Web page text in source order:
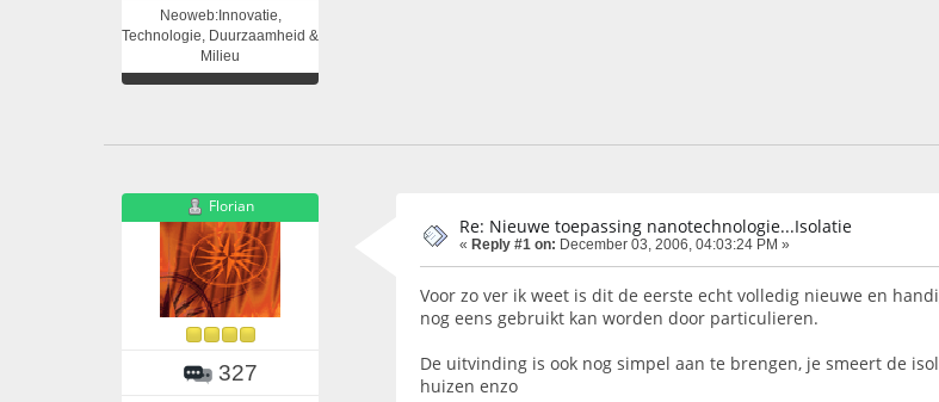
Neoweb:Innovatie,
Technologie, Duurzaamheid &
Milieu
Florian
327
Re: Nieuwe toepassing nanotechnologie...Isolatie
« Reply #1 on: December 03, 2006, 04:03:24 PM »
Voor zo ver ik weet is dit de eerste echt volledig nieuwe en
nog eens gebruikt kan worden door particulieren.
De uitvinding is ook nog simpel aan te brengen, je smeert de
huizen enzo